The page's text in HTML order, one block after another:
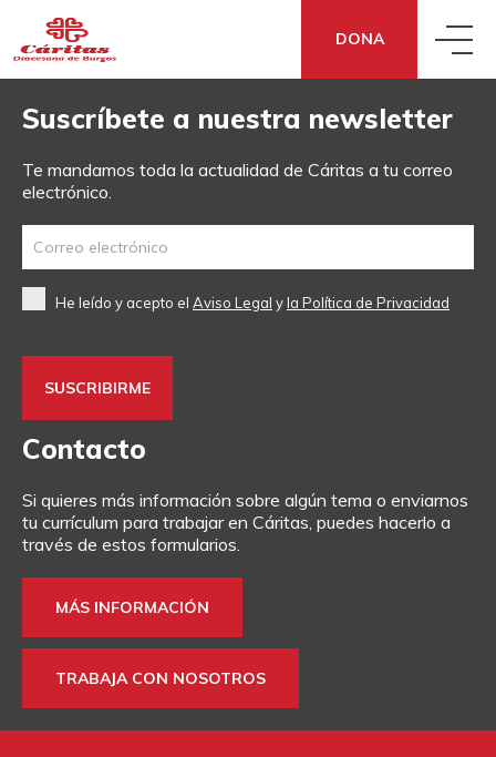
DONA
BUSCADOR
ACCESO PARA USUARIOS
QUIÉNES SOMOS
CONOCE CÁRITAS
DÓNDE ESTAMOS
TRANSPARENCIA
CÓMO NOS FINANCIAMOS
QUÉ HACEMOS
ACCIÓN SOCIAL
ECONOMÍA SOCIAL Y SOLIDARIA
COOPERACIÓN FRATERNA
QUÉ DECIMOS
NOTICIAS
FORMACIÓN
QUÉ PUEDES HACER TÚ
HAZTE VOLUNTARIO
HERENCIAS Y LEGADOS
TE AYUDAMOS
DONA
Suscríbete a nuestra newsletter
Te mandamos toda la actualidad de Cáritas a tu correo
electrónico.
He leído y acepto el Aviso Legal yla Política de Privacidad
Contacto
Si quieres más información sobre algún tema o enviarnos
tu currículum para trabajar en Cáritas, puedes hacerlo a
través de estos formularios.
MÁS INFORMACIÓN
TRABAJA CON NOSOTROS